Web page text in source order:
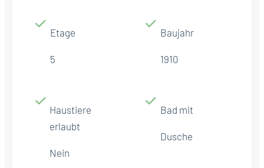
Etage
5
Baujahr
1910
Haustiere
erlaubt
Nein
Bad mit
Dusche